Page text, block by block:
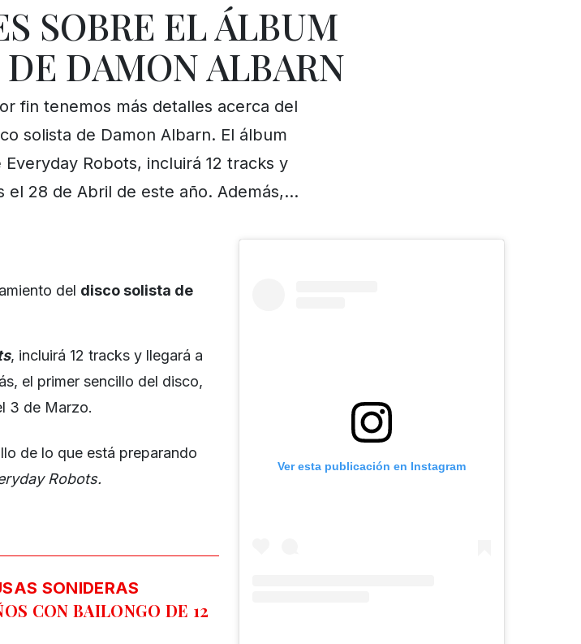
SOBRE EL ÁLBUM
DAMON ALBARN
fin tenemos más detalles acerca del
solista de Damon Albarn. El álbum
Robots, incluirá 12 tracks y
el 28 de Abril de este año. Además,…
del disco solista de
, incluirá 12 tracks y llegará a
el primer sencillo del disco,
3 de Marzo.
de lo que está preparando
Robots.
SONIDERAS
CON BAILONGO DE 12
Ver esta publicación en Instagram